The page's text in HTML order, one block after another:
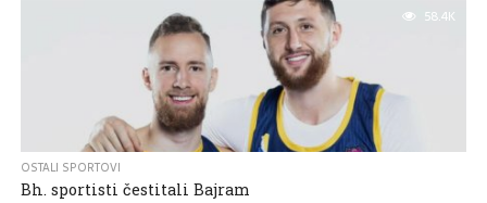
58.4K
OSTALI SPORTOVI
Bh. sportisti čestitali Bajram